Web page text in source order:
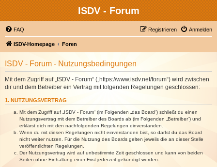
ISDV - Forum
FAQ Anmelden
Registrieren
ISDV-Homepage Foren
ISDV - Forum - Nutzungsbedingungen
Mit dem Zugriff auf „ISDV - Forum“ („https://www.isdv.net/forum“) wird zwischen
dir und dem Betreiber ein Vertrag mit folgenden Regelungen geschlossen:
1. NUTZUNGSVERTRAG
Mit dem Zugriff auf „ISDV - Forum“ (im Folgenden „das Board“) schließt du einen
Nutzungsvertrag mit dem Betreiber des Boards ab (im Folgenden „Betreiber“) und
erklärst dich mit den nachfolgenden Regelungen einverstanden.
Wenn du mit diesen Regelungen nicht einverstanden bist, so darfst du das Board
nicht weiter nutzen. Für die Nutzung des Boards gelten jeweils die an dieser Stelle
veröffentlichten Regelungen.
Der Nutzungsvertrag wird auf unbestimmte Zeit geschlossen und kann von beiden
Seiten ohne Einhaltung einer Frist jederzeit gekündigt werden.